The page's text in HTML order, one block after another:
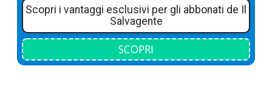
Scopri i vantaggi esclusivi per gli abbonati de Il
Salvagente
SCOPRI